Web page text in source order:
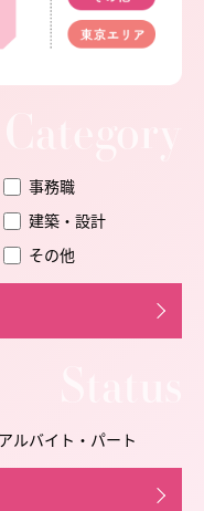
事務職
建築・設計
その他
アルバイト・パート